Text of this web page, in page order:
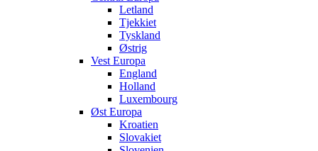
Letland
Tjekkiet
Tyskland
Østrig
Vest Europa
England
Holland
Luxembourg
Øst Europa
Kroatien
Slovakiet